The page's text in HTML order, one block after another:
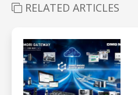
RELATED ARTICLES